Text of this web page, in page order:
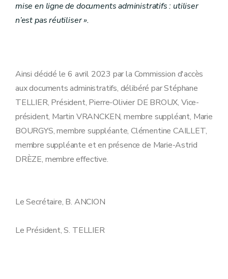
mise en ligne de documents administratifs : utiliser
n’est pas réutiliser ».
Ainsi décidé le 6 avril 2023 par la Commission d'accès
aux documents administratifs, délibéré par Stéphane
TELLIER, Président, Pierre-Olivier DE BROUX, Vice-
président, Martin VRANCKEN, membre suppléant, Marie
BOURGYS, membre suppléante, Clémentine CAILLET,
membre suppléante et en présence de Marie-Astrid
DRÈZE, membre effective.
Le Secrétaire, B. ANCION
Le Président, S. TELLIER